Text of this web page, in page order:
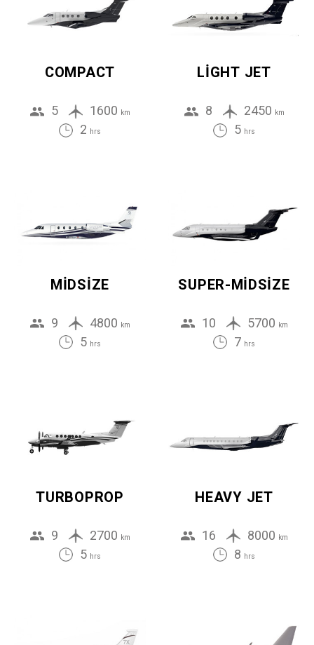
COMPACT
5 1600 km
2 hrs
LIGHT JET
8 2450 km
5 hrs
MIDSIZE
9 4800 km
5 hrs
SUPER-MIDSIZE
10 5700 km
7 hrs
TURBOPROP
9 2700 km
5 hrs
HEAVY JET
16 8000 km
8 hrs